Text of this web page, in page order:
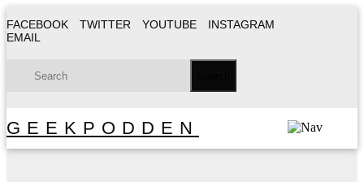
FACEBOOK TWITTER YOUTUBE
INSTAGRAM
EMAIL
GEEKPODDEN